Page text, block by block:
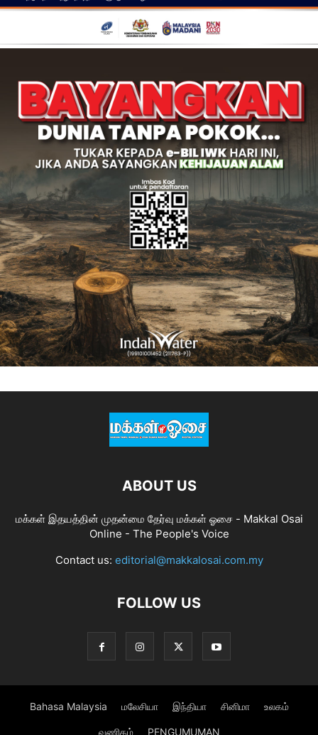
ABOUT US
மக்கள் இதயத்தின் முதன்மை தேர்வு மக்கள் ஓசை - Makkal Osai
Online - The People's Voice
Contact us: editorial@makkalosai.com.my
FOLLOW US
Bahasa Malaysia மலேசியா இந்தியா சினிமா உலகம்
வணிகம் PENGUMUMAN